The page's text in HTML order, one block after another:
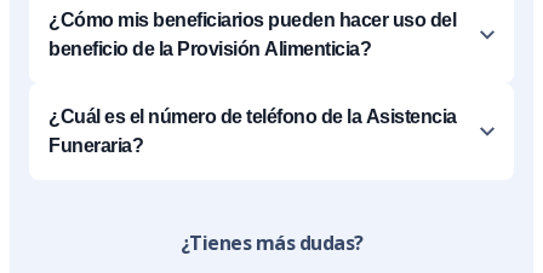
¿Cómo mis beneficiarios pueden hacer uso del
beneficio de la Provisión Alimenticia?
¿Cuál es el número de teléfono de la Asistencia
Funeraria?
¿Tienes más dudas?